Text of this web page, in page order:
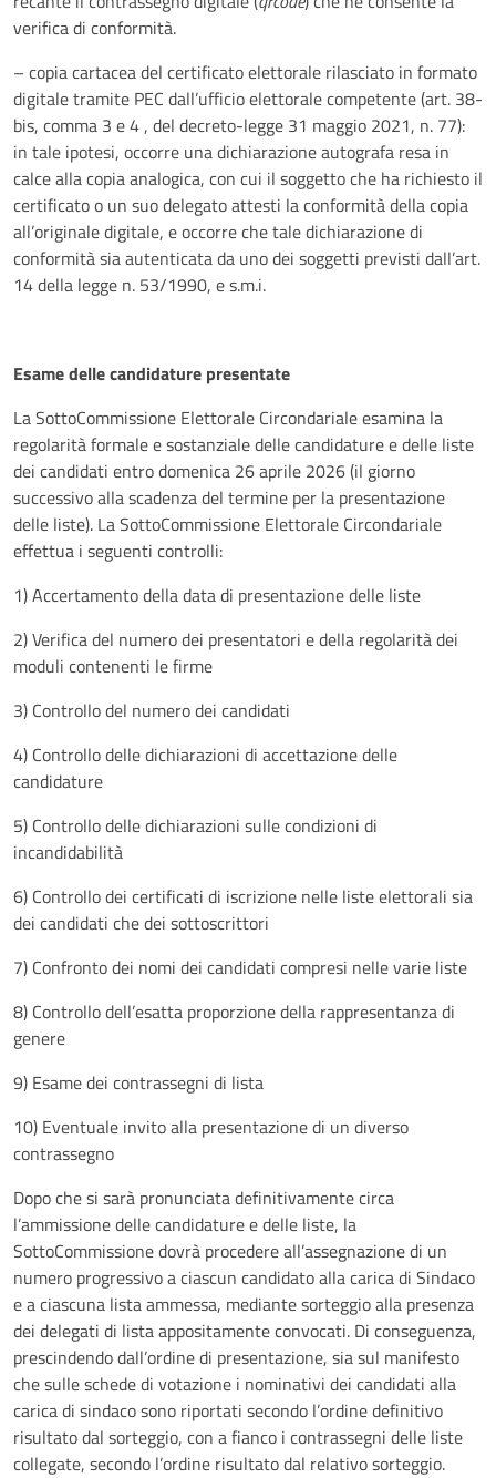
verifica di conformità.
– copia cartacea del certificato elettorale rilasciato in formato
digitale tramite PEC dall’ufficio elettorale competente (art. 38-
bis, comma 3 e 4 , del decreto-legge 31 maggio 2021, n. 77):
in tale ipotesi, occorre una dichiarazione autografa resa in
calce alla copia analogica, con cui il soggetto che ha richiesto il
certificato o un suo delegato attesti la conformità della copia
all’originale digitale, e occorre che tale dichiarazione di
conformità sia autenticata da uno dei soggetti previsti dall’art.
14 della legge n. 53/1990, e s.m.i.
Esame delle candidature presentate
La SottoCommissione Elettorale Circondariale esamina la
regolarità formale e sostanziale delle candidature e delle liste
dei candidati entro domenica 26 aprile 2026 (il giorno
successivo alla scadenza del termine per la presentazione
delle liste). La SottoCommissione Elettorale Circondariale
effettua i seguenti controlli:
1) Accertamento della data di presentazione delle liste
2) Verifica del numero dei presentatori e della regolarità dei
moduli contenenti le firme
3) Controllo del numero dei candidati
4) Controllo delle dichiarazioni di accettazione delle
candidature
5) Controllo delle dichiarazioni sulle condizioni di
incandidabilità
6) Controllo dei certificati di iscrizione nelle liste elettorali sia
dei candidati che dei sottoscrittori
7) Confronto dei nomi dei candidati compresi nelle varie liste
8) Controllo dell’esatta proporzione della rappresentanza di
genere
9) Esame dei contrassegni di lista
10) Eventuale invito alla presentazione di un diverso
contrassegno
Dopo che si sarà pronunciata definitivamente circa
l’ammissione delle candidature e delle liste, la
SottoCommissione dovrà procedere all’assegnazione di un
numero progressivo a ciascun candidato alla carica di Sindaco
e a ciascuna lista ammessa, mediante sorteggio alla presenza
dei delegati di lista appositamente convocati. Di conseguenza,
prescindendo dall’ordine di presentazione, sia sul manifesto
che sulle schede di votazione i nominativi dei candidati alla
carica di sindaco sono riportati secondo l’ordine definitivo
risultato dal sorteggio, con a fianco i contrassegni delle liste
collegate, secondo l’ordine risultato dal relativo sorteggio.